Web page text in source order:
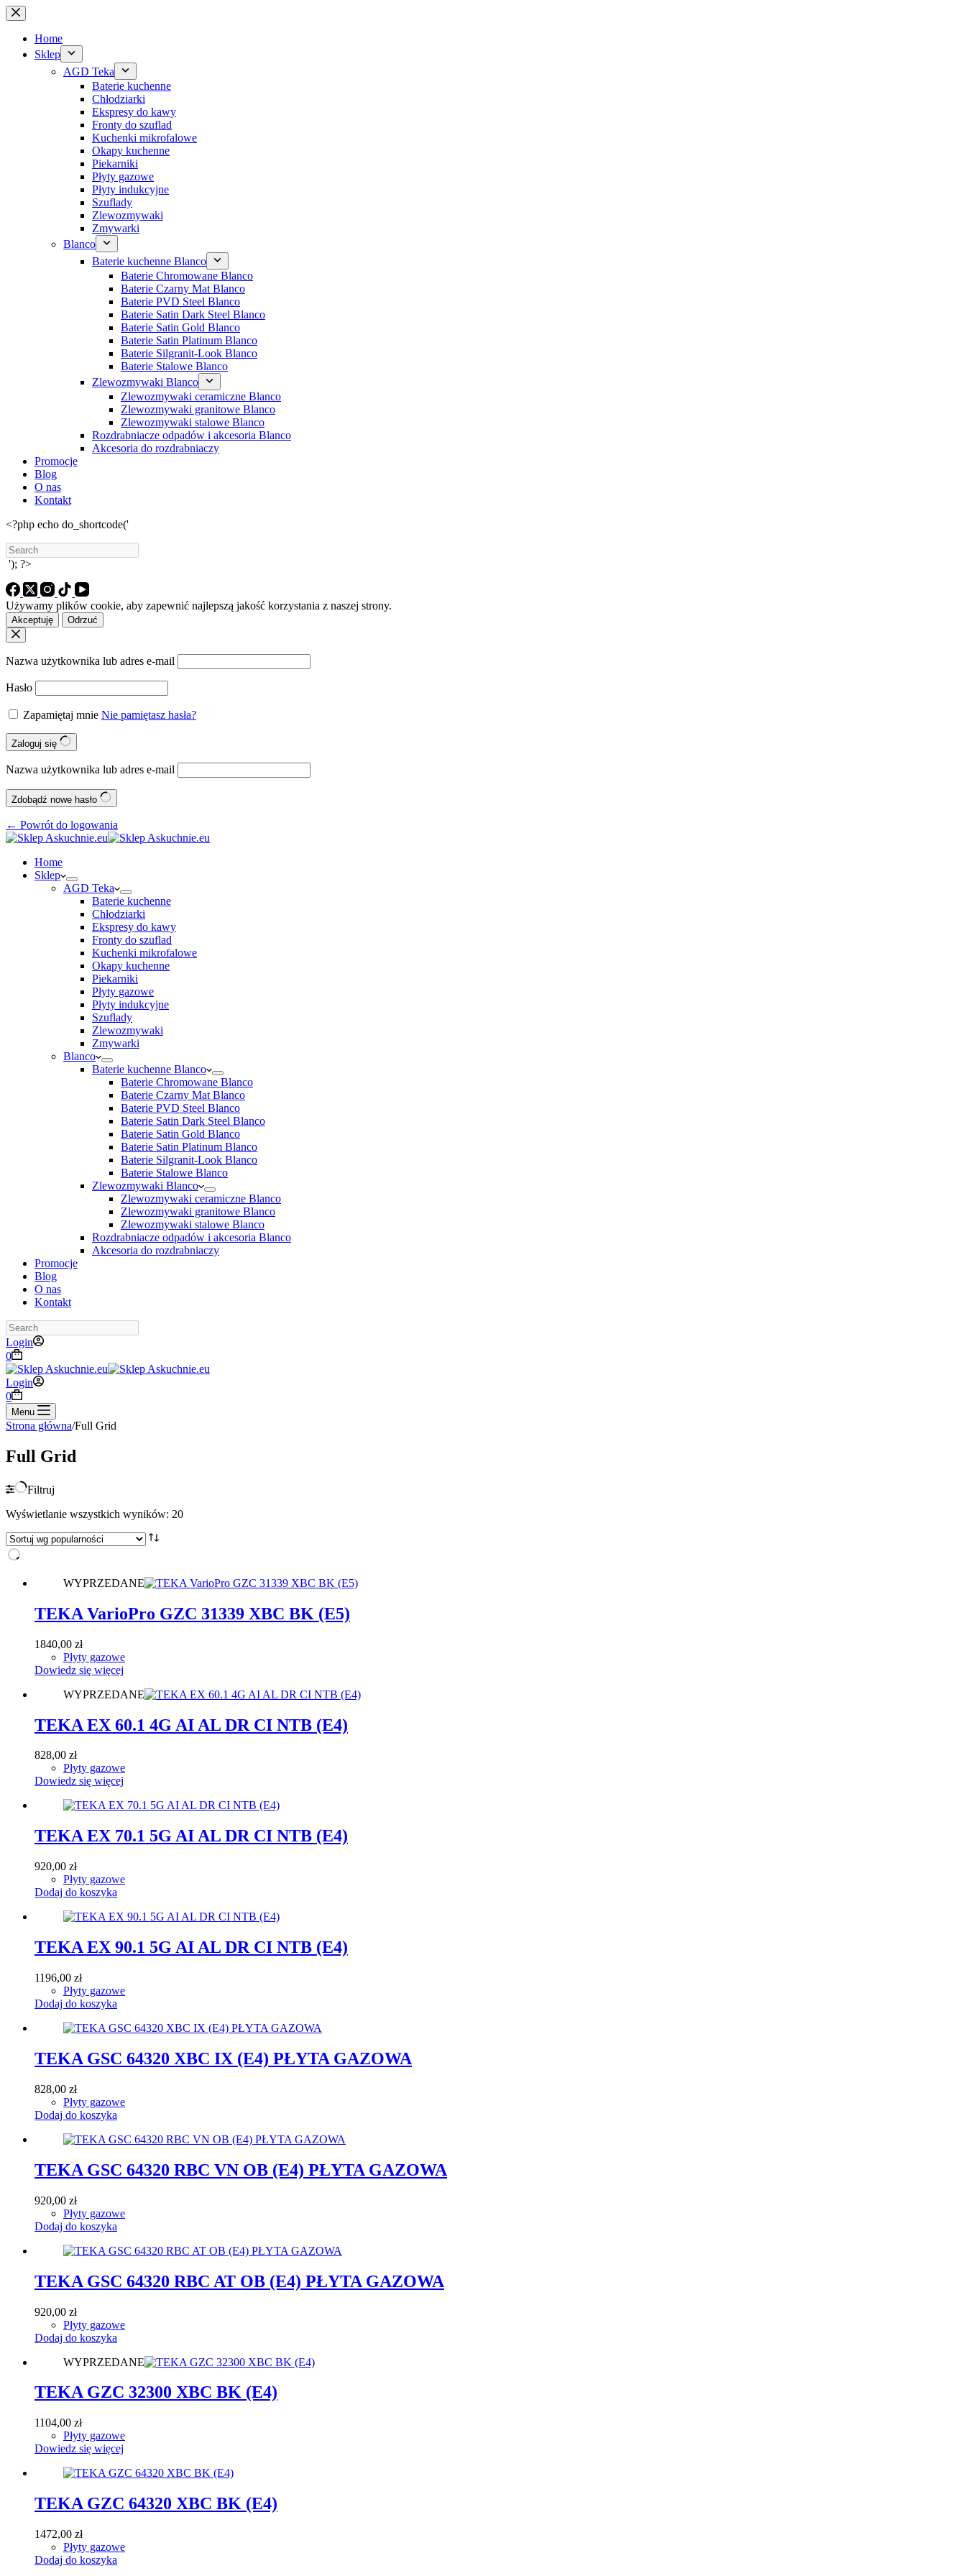
Przejdź
do
treści
Home
Sklep
AGD Teka
Baterie kuchenne
Chłodziarki
Ekspresy do kawy
Fronty do szuflad
Kuchenki mikrofalowe
Okapy kuchenne
Piekarniki
Płyty gazowe
Płyty indukcyjne
Szuflady
Zlewozmywaki
Zmywarki
Blanco
Baterie kuchenne Blanco
Baterie Chromowane Blanco
Baterie Czarny Mat Blanco
Baterie PVD Steel Blanco
Baterie Satin Dark Steel Blanco
Baterie Satin Gold Blanco
Baterie Satin Platinum Blanco
Baterie Silgranit-Look Blanco
Baterie Stalowe Blanco
Zlewozmywaki Blanco
Zlewozmywaki ceramiczne Blanco
Zlewozmywaki granitowe Blanco
Zlewozmywaki stalowe Blanco
Rozdrabniacze odpadów i akcesoria Blanco
Akcesoria do rozdrabniaczy
Promocje
Blog
O nas
Kontakt
<?php echo do_shortcode('
Search
'); ?>
Używamy plików cookie, aby zapewnić najlepszą jakość korzystania z naszej strony.
Akceptuję Odrzuć
Nazwa użytkownika lub adres e-mail
Hasło
Zapamiętaj mnie Nie pamiętasz hasła?
Zaloguj się
Nazwa użytkownika lub adres e-mail
Zdobądź nowe hasło
← Powrót do logowania
Home
Sklep
AGD Teka
Baterie kuchenne
Chłodziarki
Ekspresy do kawy
Fronty do szuflad
Kuchenki mikrofalowe
Okapy kuchenne
Piekarniki
Płyty gazowe
Płyty indukcyjne
Szuflady
Zlewozmywaki
Zmywarki
Blanco
Baterie kuchenne Blanco
Baterie Chromowane Blanco
Baterie Czarny Mat Blanco
Baterie PVD Steel Blanco
Baterie Satin Dark Steel Blanco
Baterie Satin Gold Blanco
Baterie Satin Platinum Blanco
Baterie Silgranit-Look Blanco
Baterie Stalowe Blanco
Zlewozmywaki Blanco
Zlewozmywaki ceramiczne Blanco
Zlewozmywaki granitowe Blanco
Zlewozmywaki stalowe Blanco
Rozdrabniacze odpadów i akcesoria Blanco
Akcesoria do rozdrabniaczy
Promocje
Blog
O nas
Kontakt
Search
Login
Koszyk
0
Login
Koszyk
0
Menu
Strona główna/Full Grid
Full Grid
Filtruj
Wyświetlanie wszystkich wyników: 20Posortowane
WYPRZEDANE
TEKA VarioPro GZC 31339 XBC BK (E5)
1840,00 zł
Płyty gazowe
Dowiedz się więcej
WYPRZEDANE
TEKA EX 60.1 4G AI AL DR CI NTB (E4)
828,00 zł
Płyty gazowe
Dowiedz się więcej
TEKA EX 70.1 5G AI AL DR CI NTB (E4)
920,00 zł
Płyty gazowe
Dodaj do koszyka
TEKA EX 90.1 5G AI AL DR CI NTB (E4)
1196,00 zł
Płyty gazowe
Dodaj do koszyka
TEKA GSC 64320 XBC IX (E4) PŁYTA GAZOWA
828,00 zł
Płyty gazowe
Dodaj do koszyka
TEKA GSC 64320 RBC VN OB (E4) PŁYTA GAZOWA
920,00 zł
Płyty gazowe
Dodaj do koszyka
TEKA GSC 64320 RBC AT OB (E4) PŁYTA GAZOWA
920,00 zł
Płyty gazowe
Dodaj do koszyka
WYPRZEDANE
TEKA GZC 32300 XBC BK (E4)
1104,00 zł
Płyty gazowe
Dowiedz się więcej
TEKA GZC 64320 XBC BK (E4)
1472,00 zł
Płyty gazowe
Dodaj do koszyka